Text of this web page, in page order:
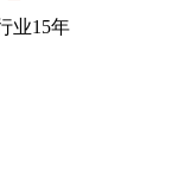
业15年